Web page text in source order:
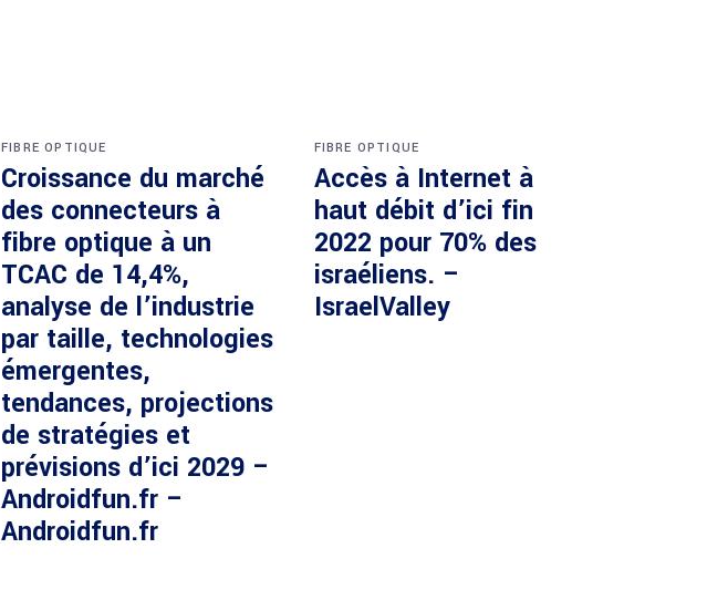
FIBRE OPTIQUE
Croissance du marché
des connecteurs à
fibre optique à un
TCAC de 14,4%,
analyse de l’industrie
par taille, technologies
émergentes,
tendances, projections
de stratégies et
prévisions d’ici 2029 –
Androidfun.fr –
Androidfun.fr
FIBRE OPTIQUE
Accès à Internet à
haut débit d’ici fin
2022 pour 70% des
israéliens. –
IsraelValley